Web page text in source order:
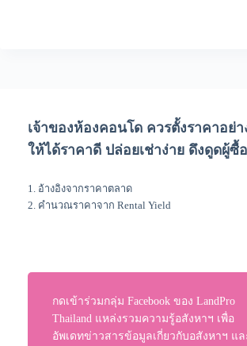
เจ้าของห้องคอนโด ควรตั้งราคาอย่า
ให้ได้ราคาดี ปล่อยเช่าง่าย ดึงดูดผู้ซื้อ
1. อ้างอิงจากราคาตลาด
2. คำนวณราคาจาก Rental Yield
กดเข้าร่วมกลุ่ม Facebook ของ LandPro
Thailand แหล่งรวมความรู้อสังหาฯ เพื่อ
อัพเดทข่าวสารข้อมูลเกี่ยวกับอสังหาฯ แล